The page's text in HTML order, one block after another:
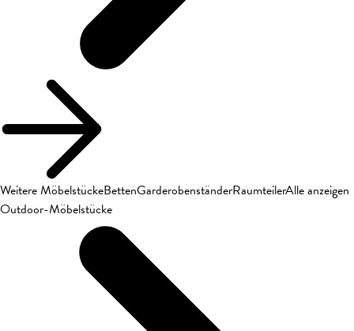
Weitere MöbelstückeBettenGarderobenständerRaumteilerAlle anzeigen
Outdoor-Möbelstücke